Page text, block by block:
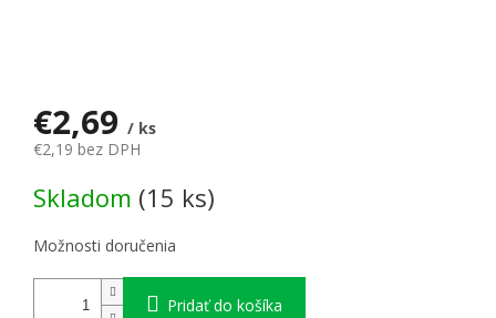
€2,69 / ks
€2,19 bez DPH
Skladom (15 ks)
Možnosti doručenia
Pridať do košíka